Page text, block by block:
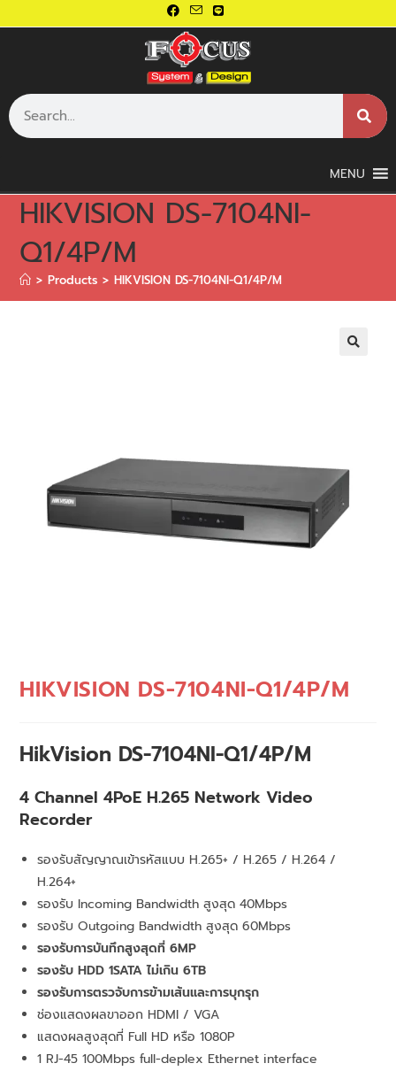
MENU
HIKVISION DS-7104NI-
Q1/4P/M
> Products > HIKVISION DS-7104NI-Q1/4P/M
HIKVISION DS-7104NI-Q1/4P/M
HikVision DS-7104NI-Q1/4P/M
4 Channel 4PoE H.265 Network Video
Recorder
รองรับสัญญาณเข้ารหัสแบบ H.265+ / H.265 / H.264 /
H.264+
รองรับ Incoming Bandwidth สูงสุด 40Mbps
รองรับ Outgoing Bandwidth สูงสุด 60Mbps
รองรับการบันทึกสูงสุดที่ 6MP
รองรับ HDD 1SATA ไม่เกิน 6TB
รองรับการตรวจับการข้ามเส้นและการบุกรุก
ช่องแสดงผลขาออก HDMI / VGA
แสดงผลสูงสุดที่ Full HD หรือ 1080P
1 RJ-45 100Mbps full-deplex Ethernet interface